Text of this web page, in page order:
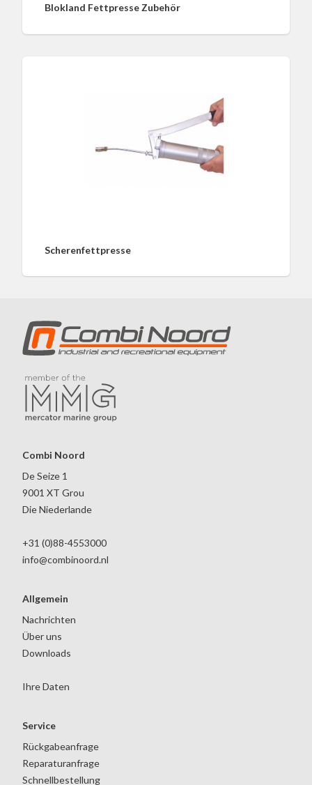
Blokland Fettpresse Zubehör
Scherenfettpresse
Combi Noord
De Seize 1
9001 XT Grou
Die Niederlande
+31 (0)88-4553000
info@combinoord.nl
Allgemein
Nachrichten
Über uns
Downloads
Ihre Daten
Service
Rückgabeanfrage
Reparaturanfrage
Schnellbestellung